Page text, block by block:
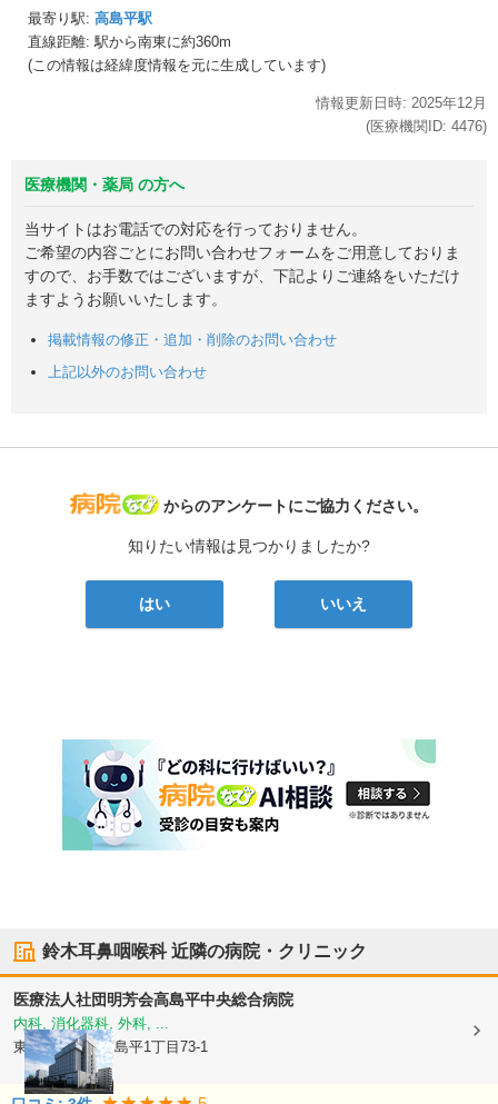
最寄り駅: 高島平駅
直線距離: 駅から南東に約360m
(この情報は経緯度情報を元に生成しています)
情報更新日時: 2025年12月
(医療機関ID: 4476)
医療機関・薬局 の方へ
当サイトはお電話での対応を行っておりません。
ご希望の内容ごとにお問い合わせフォームをご用意しておりま
すので、お手数ではございますが、下記よりご連絡をいただけ
ますようお願いいたします。
掲載情報の修正・追加・削除のお問い合わせ
上記以外のお問い合わせ
病院なび
からのアンケートにご協力ください。
知りたい情報は見つかりましたか?
はい いいえ
鈴木耳鼻咽喉科近隣の病院・クリニック
医療法人社団明芳会高島平中央総合病院
内科, 消化器科, 外科, ...
東京都板橋区高島平1丁目73-1